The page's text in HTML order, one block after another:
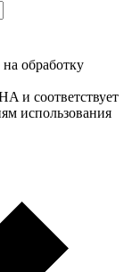
на обработку
и соответствует
использования